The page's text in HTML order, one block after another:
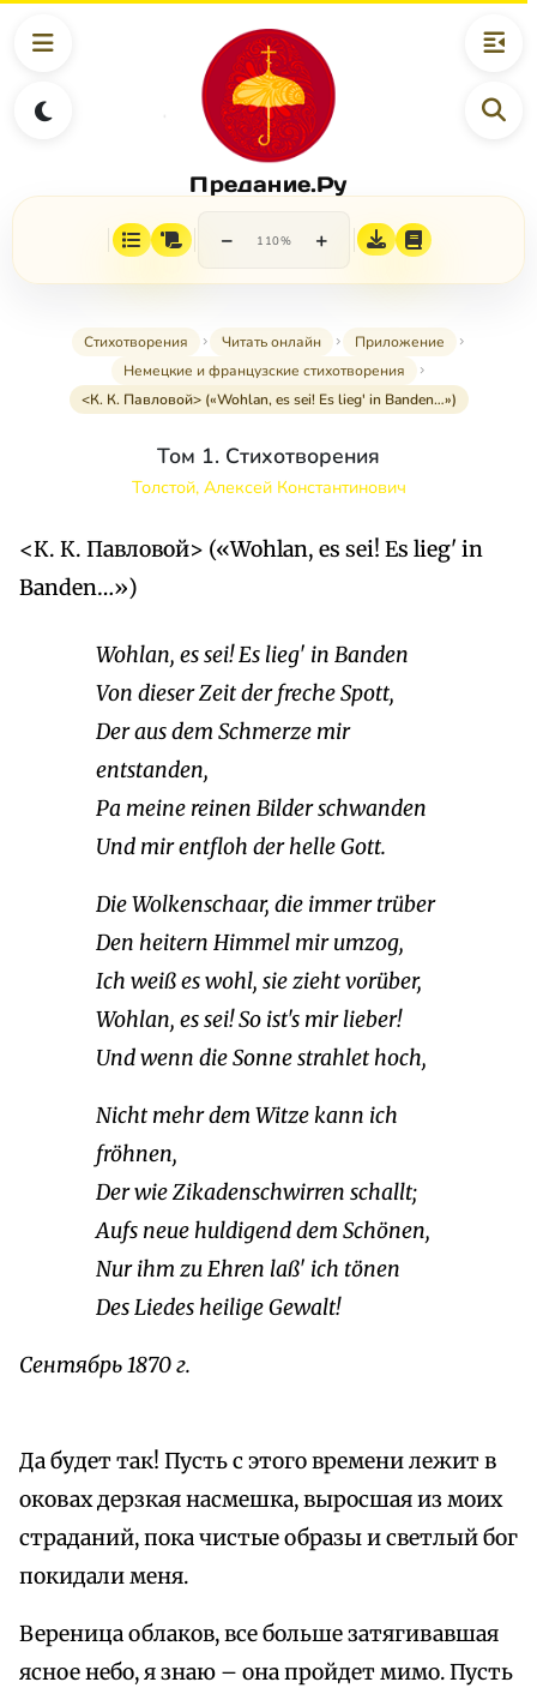
Предание.Ру
− 110% +
Стихотворения Читать онлайн
Приложение
Немецкие и французские стихотворения
<К. К. Павловой> («Wohlan, es sei! Es lieg' in Banden…»)
Том 1. Стихотворения
Толстой, Алексей Константинович
<К. К. Павловой> («Wohlan, es sei! Es lieg' in
Banden…»)
Wohlan, es sei! Es lieg' in Banden
Von dieser Zeit der freche Spott,
Der aus dem Schmerze mir
entstanden,
Pa meine reinen Bilder schwanden
Und mir entfloh der helle Gott.
Die Wolkenschaar, die immer trüber
Den heitern Himmel mir umzog,
Ich weiß es wohl, sie zieht vorüber,
Wohlan, es sei! So ist's mir lieber!
Und wenn die Sonne strahlet hoch,
Nicht mehr dem Witze kann ich
fröhnen,
Der wie Zikadenschwirren schallt;
Aufs neue huldigend dem Schönen,
Nur ihm zu Ehren laß' ich tönen
Des Liedes heilige Gewalt!
Сентябрь 1870 г.
Да будет так! Пусть с этого времени лежит в
оковах дерзкая насмешка, выросшая из моих
страданий, пока чистые образы и светлый бог
покидали меня.
Вереница облаков, все больше затягивавшая
ясное небо, я знаю – она пройдет мимо. Пусть